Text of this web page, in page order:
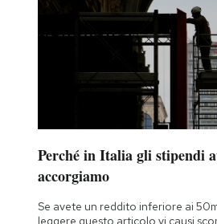
Perché in Italia gli stipendi
accorgiamo
Se avete un reddito inferiore ai
leggere questo articolo vi causi